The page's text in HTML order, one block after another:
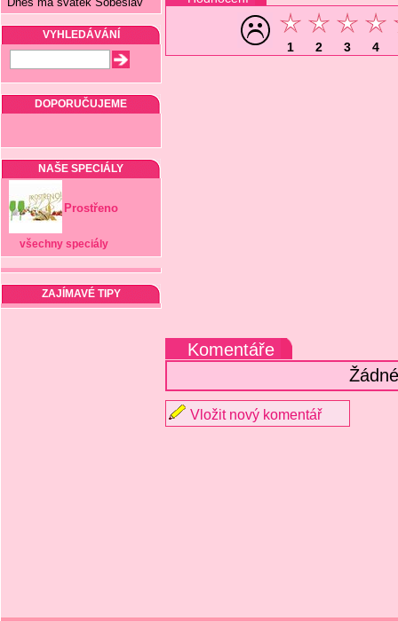
VYHLEDÁVÁNÍ
DOPORUČUJEME
NAŠE SPECIÁLY
Prostřeno
všechny speciály
ZAJÍMAVÉ TIPY
1 2 3 4
Komentáře
Vložit nový komentář